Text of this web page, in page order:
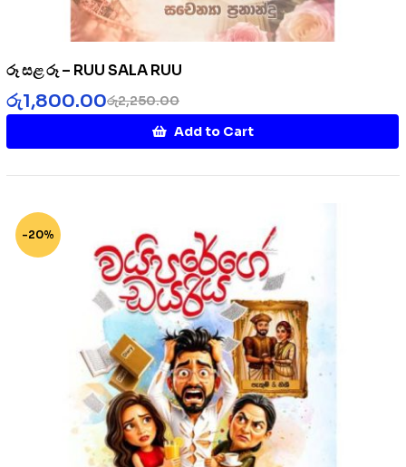
රූ සළ රූ – RUU SALA RUU
රු2,250.00
රු1,800.00
Add to Cart
-20%